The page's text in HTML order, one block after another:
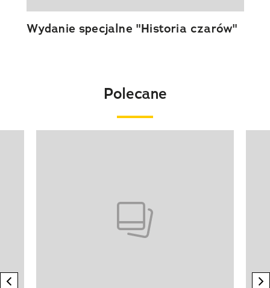
Wydanie specjalne "Historia czarów"
Polecane
previous element